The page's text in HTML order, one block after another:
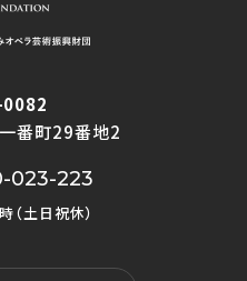
0082
番町29番地2
023-223
土日祝休）